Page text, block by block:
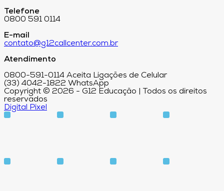
Telefone
0800 591 0114
E-mail
contato@g12callcenter.com.br
Atendimento
0800-591-0114 Aceita Ligações de Celular
(33) 4042-1822 WhatsApp
Copyright © 2026 - G12 Educação | Todos os direitos
reservados
Digital Pixel